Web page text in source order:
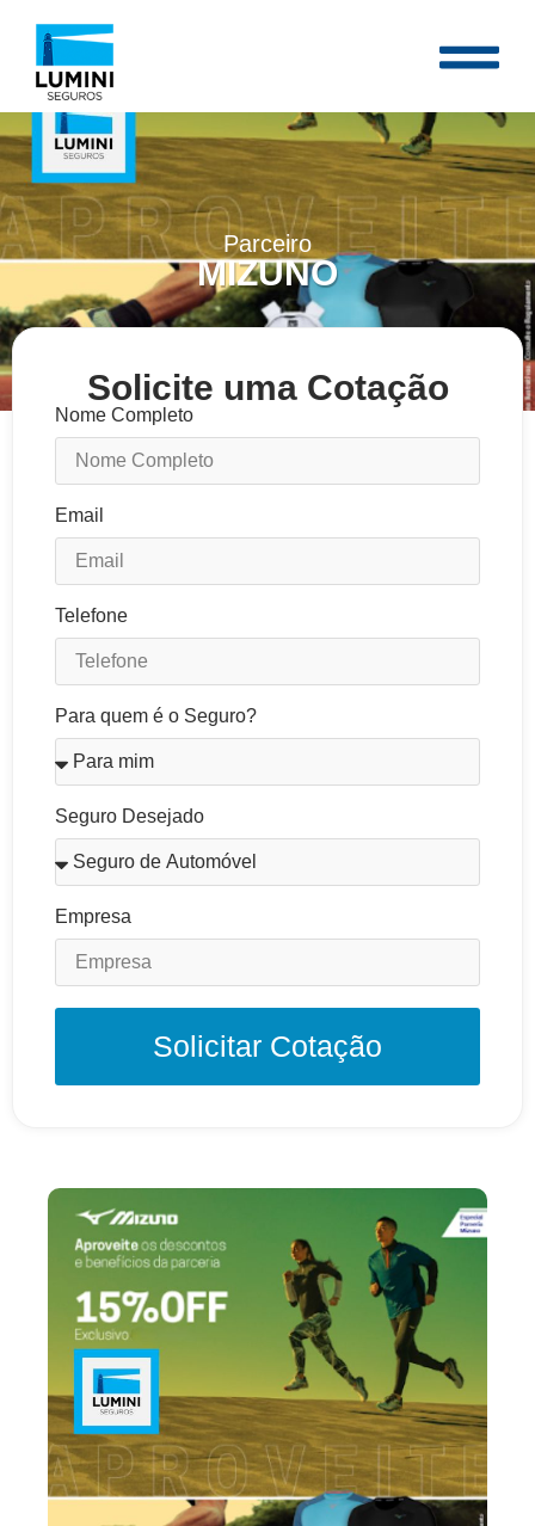
Parceiro
MIZUNO
Solicite uma Cotação
Nome Completo
Email
Telefone
Para quem é o Seguro?
Seguro Desejado
Empresa
Solicitar Cotação